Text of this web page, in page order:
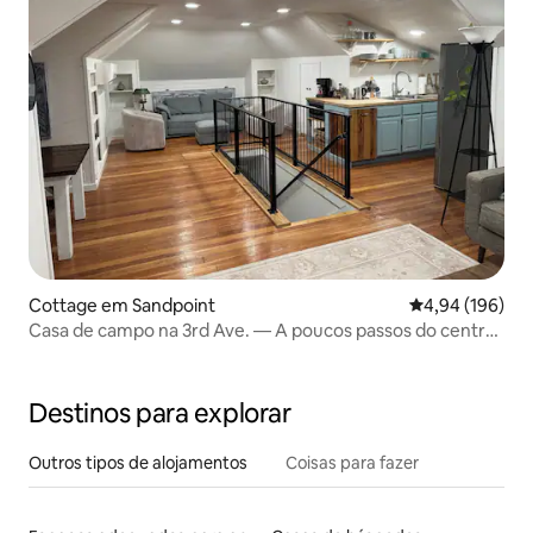
Cottage em Sandpoint Classificação
4,94 (196)
Casa de campo na 3rd Ave. — A poucos passos do centro
Destinos para explorar
Outros tipos de alojamentos Coisas para fazer